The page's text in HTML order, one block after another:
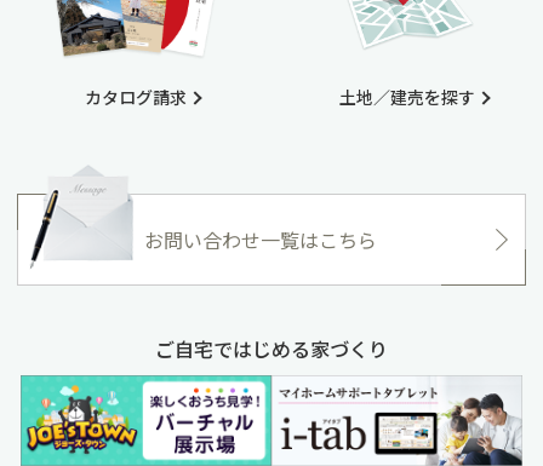
カタログ請求 土地／建売を探す
お問い合わせ一覧はこちら
ご自宅ではじめる家づくり